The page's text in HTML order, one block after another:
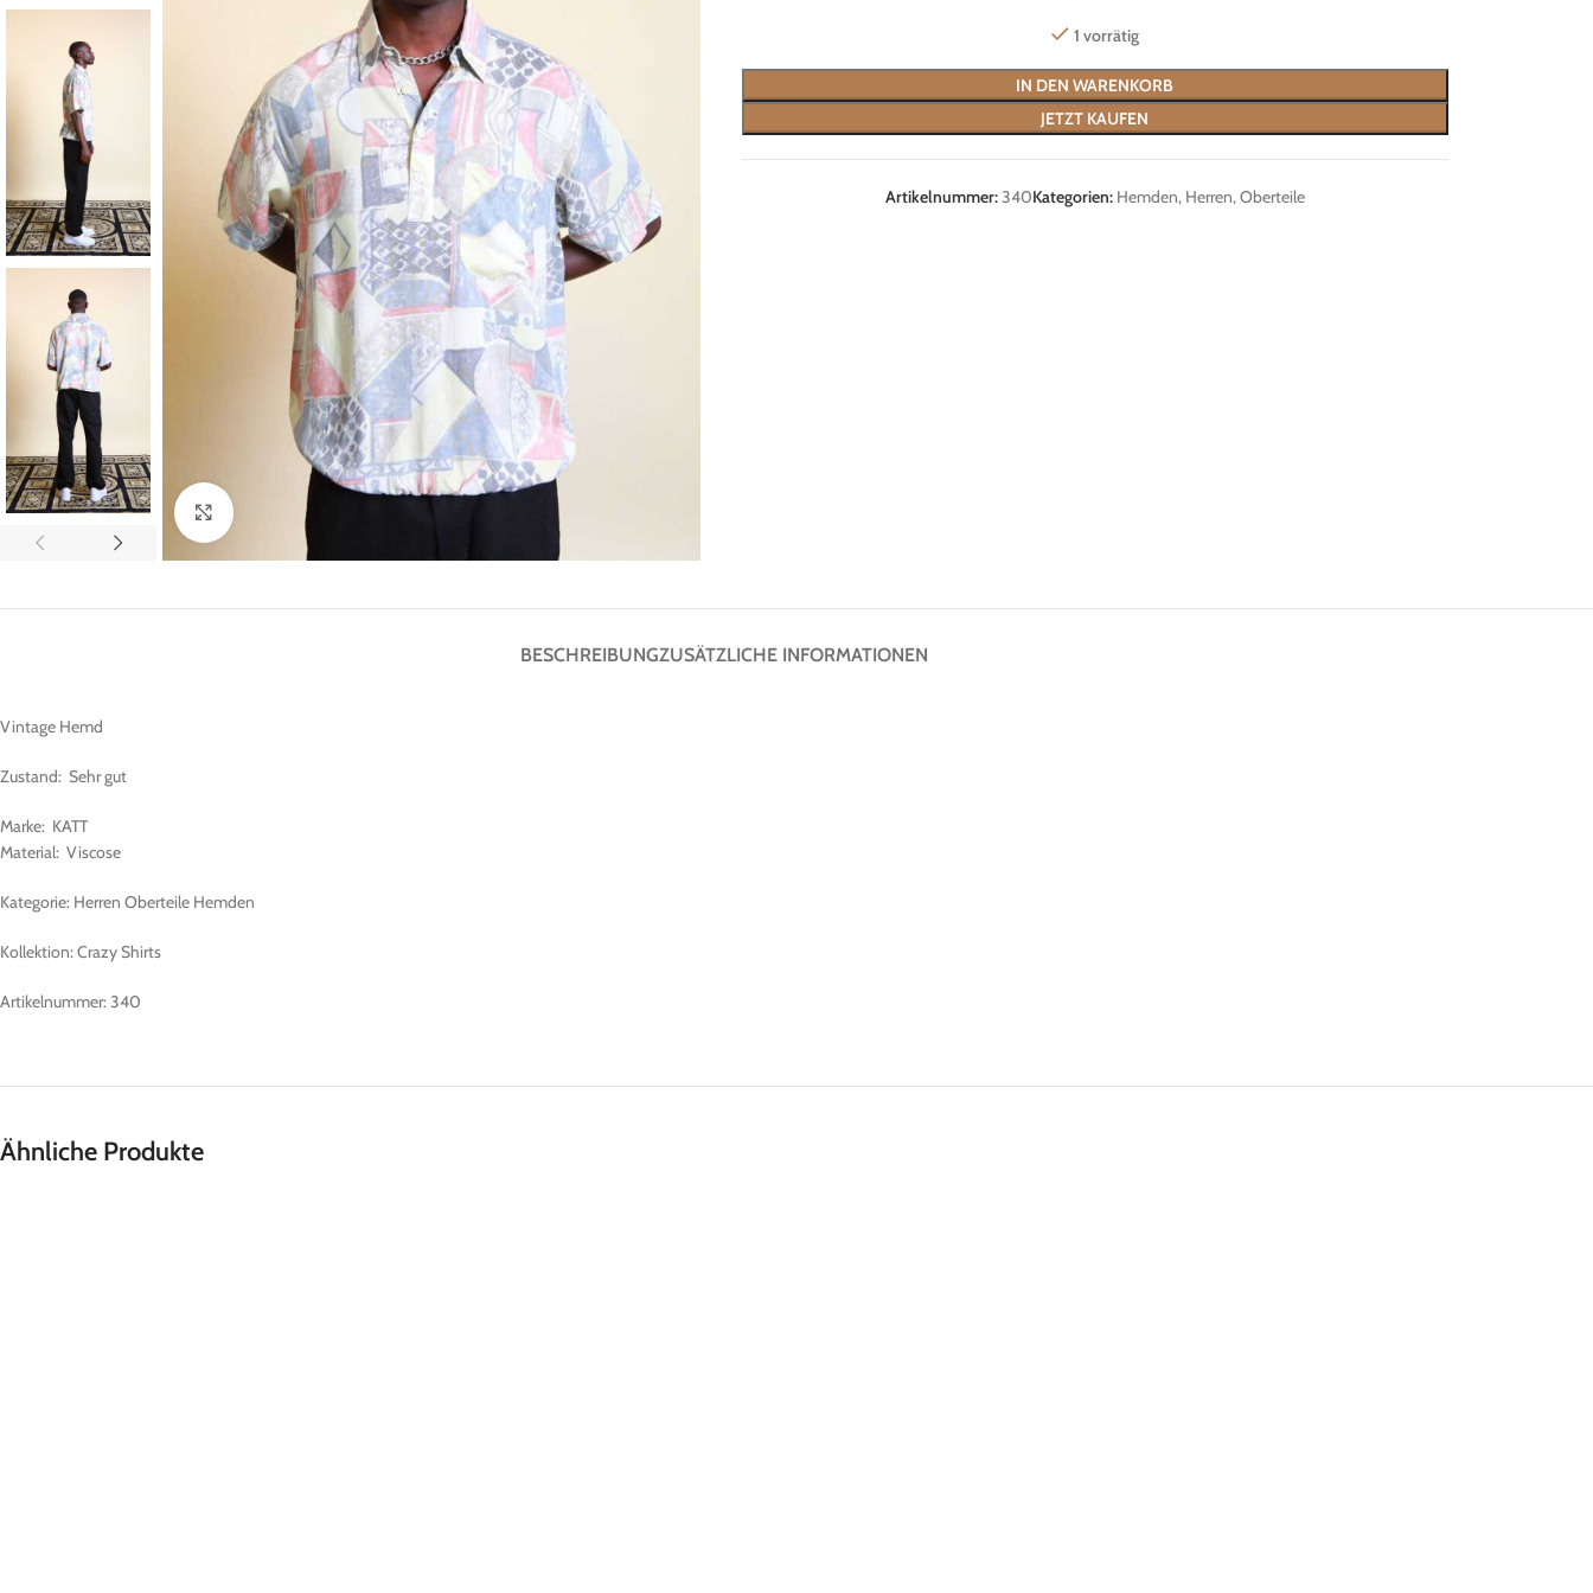
Klick zum Vergrößern
1 vorrätig
IN DEN WARENKORB
JETZT KAUFEN
Artikelnummer:340Kategorien: Hemden, Herren,Oberteile
BESCHREIBUNGZUSÄTZLICHE INFORMATIONEN
Vintage Hemd
Zustand: Sehr gut
Marke: KATT
Material: Viscose
Kategorie: Herren Oberteile Hemden
Kollektion: Crazy Shirts
Artikelnummer: 340
Ähnliche Produkte